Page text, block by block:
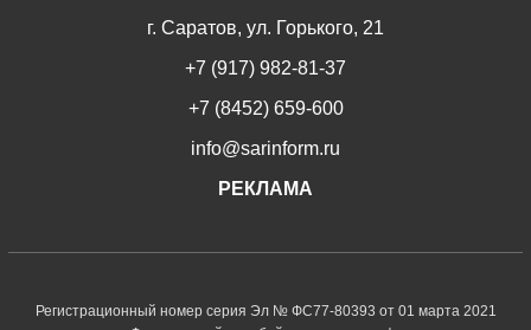
г. Саратов, ул. Горького, 21
+7 (917) 982-81-37
+7 (8452) 659-600
info@sarinform.ru
РЕКЛАМА
Регистрационный номер серия Эл № ФС77-80393 от 01 марта 2021